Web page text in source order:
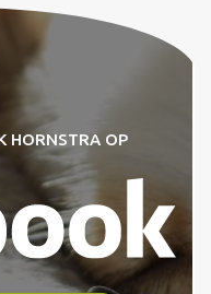
HORNSTRA OP